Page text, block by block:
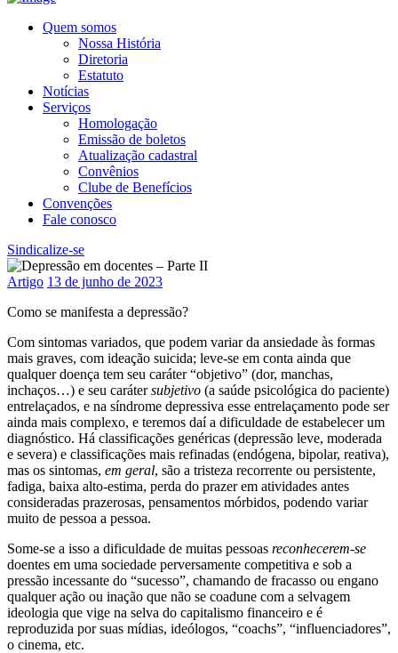
Quem somos
Nossa História
Diretoria
Estatuto
Notícias
Serviços
Homologação
Emissão de boletos
Atualização cadastral
Convênios
Clube de Benefícios
Convenções
Fale conosco
Sindicalize-se
Artigo 13 de junho de 2023
Como se manifesta a depressão?
Com sintomas variados, que podem variar da ansiedade às formas
mais graves, com ideação suicida; leve-se em conta ainda que
qualquer doença tem seu caráter “objetivo” (dor, manchas,
inchaços…) e seu carátersubjetivo (a saúde psicológica do paciente)
entrelaçados, e na síndrome depressiva esse entrelaçamento pode ser
ainda mais complexo, e teremos daí a dificuldade de estabelecer um
diagnóstico. Há classificações genéricas (depressão leve, moderada
e severa) e classificações mais refinadas (endógena, bipolar, reativa),
mas os sintomas, em geral, são a tristeza recorrente ou persistente,
fadiga, baixa alto-estima, perda do prazer em atividades antes
consideradas prazerosas, pensamentos mórbidos, podendo variar
muito de pessoa a pessoa.
Some-se a isso a dificuldade de muitas pessoas reconhecerem-se
doentes em uma sociedade perversamente competitiva e sob a
pressão incessante do “sucesso”, chamando de fracasso ou engano
qualquer ação ou inação que não se coadune com a selvagem
ideologia que vige na selva do capitalismo financeiro e é
reproduzida por suas mídias, ideólogos, “coachs”, “influenciadores”,
o cinema, etc.